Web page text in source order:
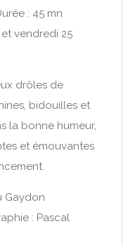
: 45 mn
et vendredi 25
drôles de
bidouilles et
la bonne humeur,
et émouvantes
Gaydon
: Pascal